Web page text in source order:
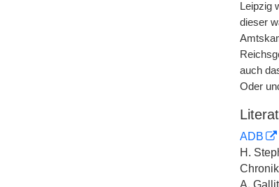
Leipzig
dieser
auch
Oder
ADB
H.
A.